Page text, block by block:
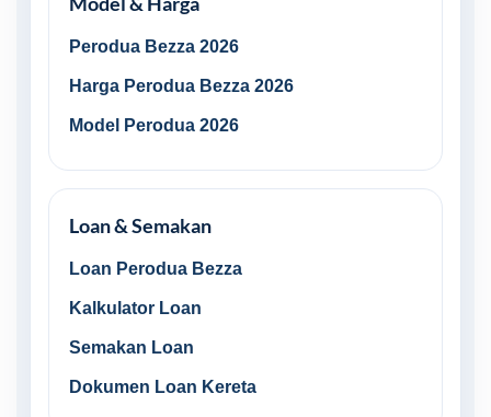
Perodua Bezza 2026
Harga Perodua Bezza 2026
Model Perodua 2026
Loan & Semakan
Loan Perodua Bezza
Kalkulator Loan
Semakan Loan
Dokumen Loan Kereta